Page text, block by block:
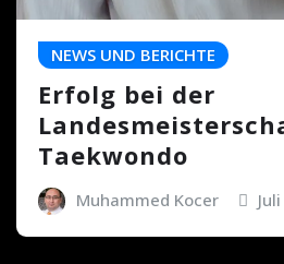
NEWS UND BERICHTE
Erfolg bei der
Taekwondo
Muhammed Kocer